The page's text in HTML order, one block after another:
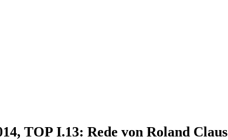
TOP I.13: Rede von Roland Claus